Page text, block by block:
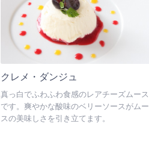
クレメ・ダンジュ
真っ白でふわふわ食感のレアチーズムース
です。爽やかな酸味のベリーソースがムー
スの美味しさを引き立てます。